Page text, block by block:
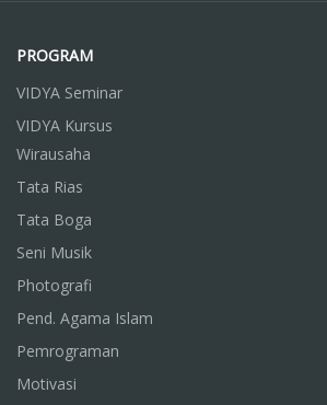
PROGRAM
VIDYA Seminar
VIDYA Kursus
Wirausaha
Tata Rias
Tata Boga
Seni Musik
Photografi
Pend. Agama Islam
Pemrograman
Motivasi